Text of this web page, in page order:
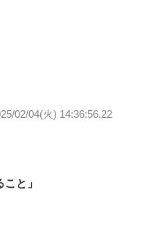
02/04(火) 14:36:56.22
と」